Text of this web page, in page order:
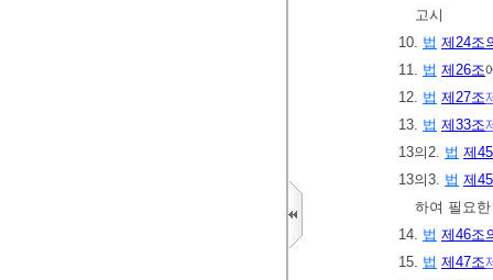
고시
10. 법 제24조
11. 법 제26조
12. 법 제27조
13. 법 제33조
13의2. 법 제
13의3. 법 제
하여 필요
14. 법 제46조
15. 법 제47조